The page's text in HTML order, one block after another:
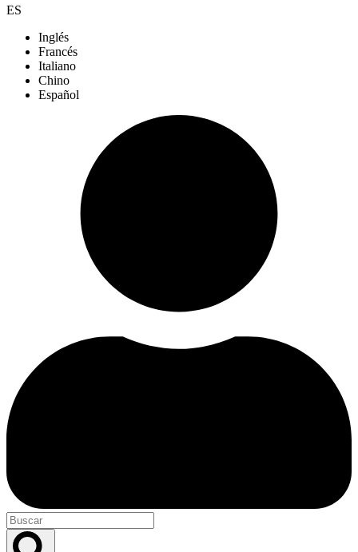
ES
Inglés
Francés
Italiano
Chino
Español